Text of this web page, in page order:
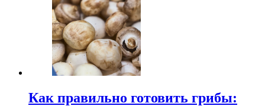
Как правильно готовить грибы: